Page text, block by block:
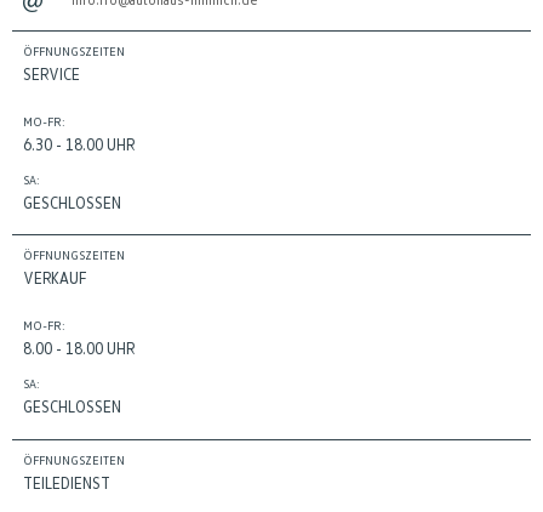
ÖFFNUNGSZEITEN
SERVICE
MO-FR:
6.30 - 18.00 UHR
SA:
GESCHLOSSEN
ÖFFNUNGSZEITEN
VERKAUF
MO-FR:
8.00 - 18.00 UHR
SA:
GESCHLOSSEN
ÖFFNUNGSZEITEN
TEILEDIENST